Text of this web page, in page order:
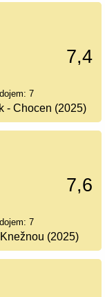
7,4
7
- Chocen (2025)
7,6
7
(2025)